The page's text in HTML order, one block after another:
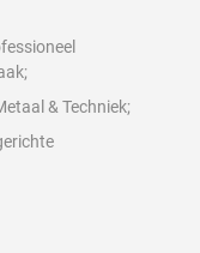
& Techniek;